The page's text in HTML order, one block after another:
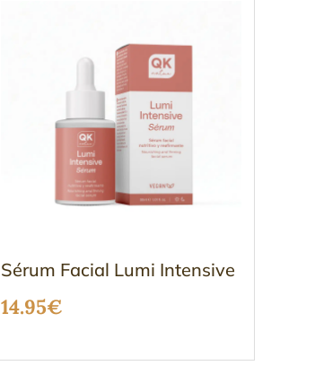
Sérum Facial Lumi Intensive
14.95€